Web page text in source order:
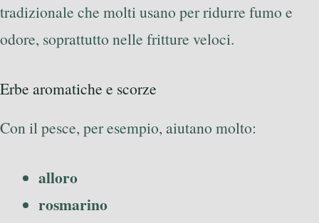
tradizionale che molti usano per ridurre fumo e
odore, soprattutto nelle fritture veloci.
Erbe aromatiche e scorze
Con il pesce, per esempio, aiutano molto:
alloro
rosmarino